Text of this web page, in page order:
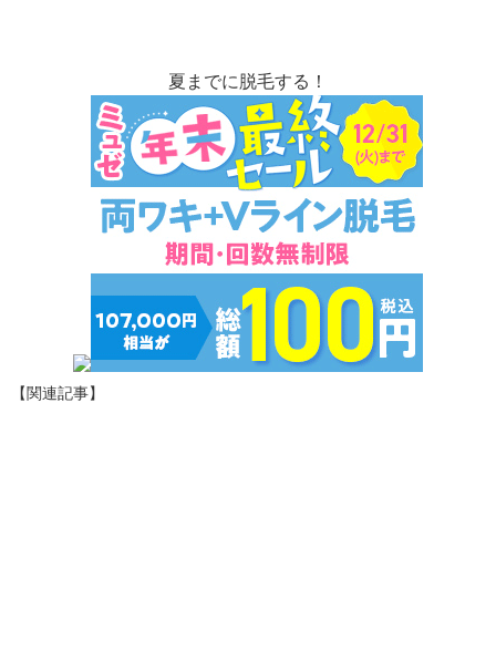
夏までに脱毛する！
【関連記事】